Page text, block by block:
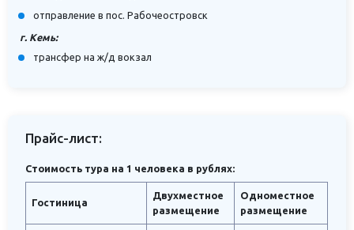
отправление в пос. Рабочеостровск
г. Кемь:
трансфер на ж/д вокзал
Прайс-лист:
Стоимость тура на 1 человека в рублях:
Гостиница
Двухместное
размещение
Одноместное
размещение